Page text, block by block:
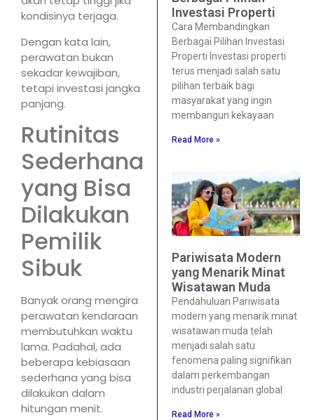
kondisinya terjaga.
Dengan kata lain,
perawatan bukan
sekadar kewajiban,
tetapi investasi jangka
panjang.
Rutinitas
Sederhana
yang Bisa
Dilakukan
Pemilik
Sibuk
Banyak orang mengira
perawatan kendaraan
membutuhkan waktu
lama. Padahal, ada
beberapa kebiasaan
sederhana yang bisa
dilakukan dalam
hitungan menit.
Investasi Properti
Cara Membandingkan
Berbagai Pilihan Investasi
Properti Investasi properti
terus menjadi salah satu
pilihan terbaik bagi
masyarakat yang ingin
membangun kekayaan
Read More »
Pariwisata Modern
yang Menarik Minat
Wisatawan Muda
Pendahuluan Pariwisata
modern yang menarik minat
wisatawan muda telah
menjadi salah satu
fenomena paling signifikan
dalam perkembangan
industri perjalanan global
Read More »